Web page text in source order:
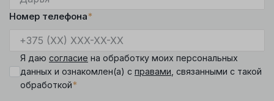
Номер телефона*
Я даю согласие на обработку моих персональных
данных и ознакомлен(а) с правами , связанными с такой
обработкой*